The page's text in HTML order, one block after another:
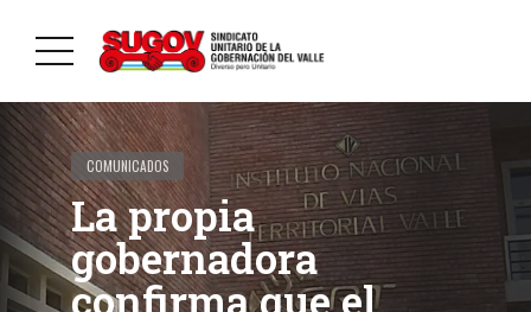
COMUNICADOS
La propia
gobernadora
confirma que el